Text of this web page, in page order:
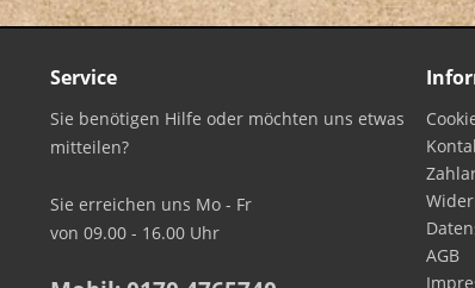
Service
Sie benötigen Hilfe oder möchten uns etwas
mitteilen?
Sie erreichen uns Mo - Fr
von 09.00 - 16.00 Uhr
AGB